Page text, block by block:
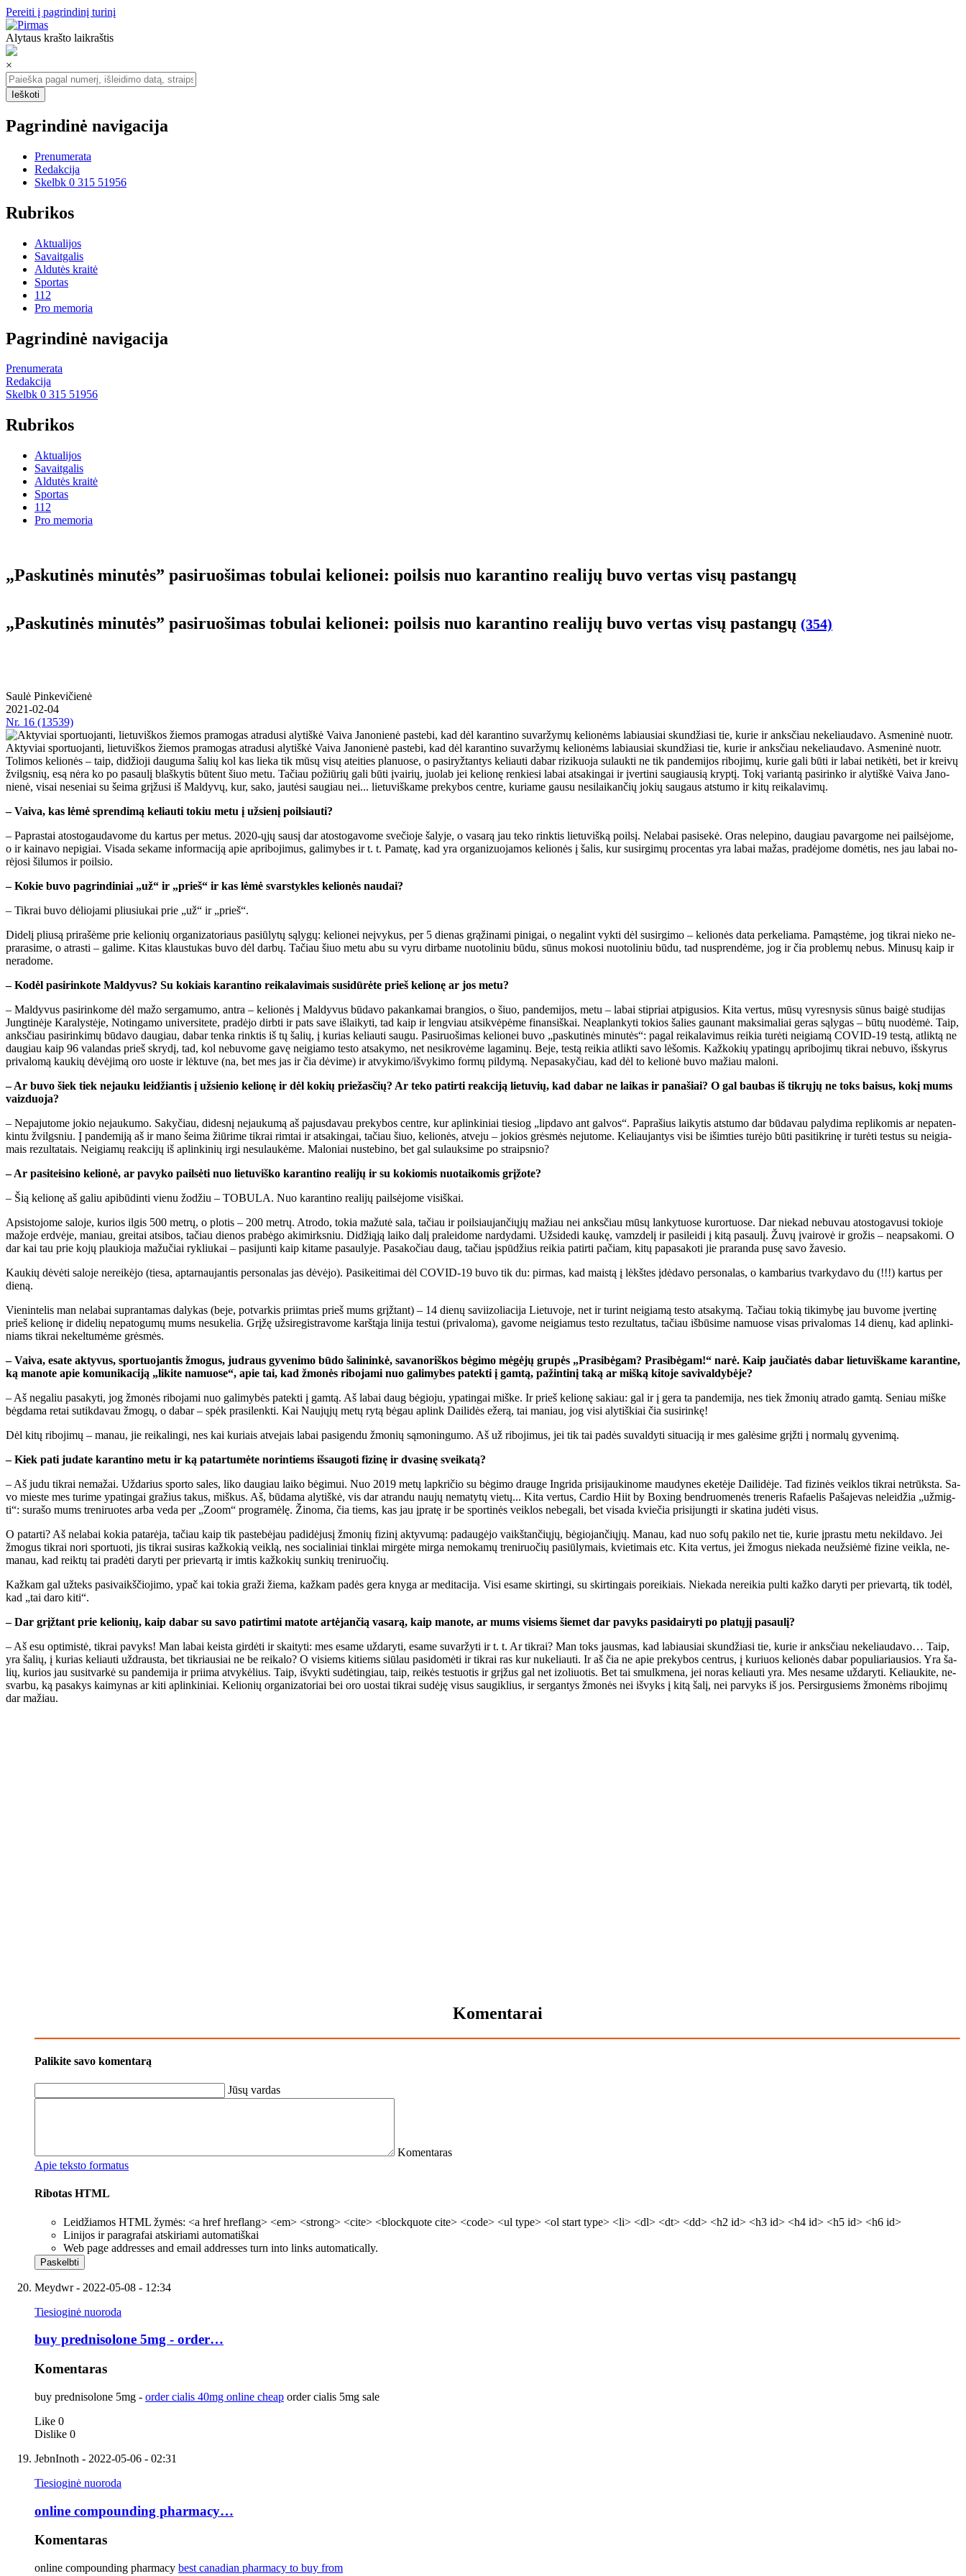
Pereiti į pagrindinį turinį
Alytaus krašto laikraštis
×
Pagrindinė navigacija
Prenumerata
Redakcija
Skelbk 0 315 51956
Rubrikos
Aktualijos
Savaitgalis
Aldutės kraitė
Sportas
112
Pro memoria
Pagrindinė navigacija
Prenumerata
Redakcija
Skelbk 0 315 51956
Rubrikos
Aktualijos
Savaitgalis
Aldutės kraitė
Sportas
112
Pro memoria
„Pas­ku­ti­nės mi­nu­tės” pa­si­ruo­ši­mas to­bu­lai ke­lio­nei: po­il­sis nuo ka­ran­ti­no realijų bu­vo ver­tas vi­sų pa­stan­gų
„Pas­ku­ti­nės mi­nu­tės” pa­si­ruo­ši­mas to­bu­lai ke­lio­nei: po­il­sis nuo ka­ran­ti­no realijų bu­vo ver­tas vi­sų pa­stan­gų (354)
Saulė Pinkevičienė
2021-02-04
Nr. 16 (13539)
Aktyviai sportuojanti, lietuviškos žiemos pramogas atradusi alytiškė Vaiva Janonienė pastebi, kad dėl karantino suvaržymų kelionėms labiausiai skundžiasi tie, kurie ir anksčiau nekeliaudavo. Asmeninė nuotr.
To­li­mos ke­lio­nės – taip, di­džio­ji dau­gu­ma ša­lių kol kas lie­ka tik mū­sų vi­sų at­ei­ties pla­nuo­se, o pa­si­ryž­tan­tys ke­liau­ti da­bar ri­zi­kuo­ja su­lauk­ti ne tik pan­de­mi­jos ri­bo­ji­mų, ku­rie ga­li bū­ti ir la­bai ne­ti­kė­ti, bet ir krei­vų
žvilgs­nių, esą nė­ra ko po pa­sau­lį blaš­ky­tis bū­tent šiuo me­tu. Ta­čiau po­žiū­rių ga­li bū­ti įvai­rių, juo­lab jei ke­lio­nę ren­kie­si la­bai at­sa­kin­gai ir įver­ti­ni sau­giau­sią kryp­tį. To­kį va­rian­tą pa­si­rin­ko ir aly­tiš­kė Vai­va Ja­no­
nie­nė, vi­sai ne­se­niai su šei­ma grį­žu­si iš Mal­dy­vų, kur, sa­ko, jau­tė­si sau­giau nei... lie­tu­viš­ka­me pre­ky­bos cen­tre, ku­ria­me gau­su ne­si­lai­kan­čių jo­kių sau­gaus at­stu­mo ir ki­tų rei­ka­la­vi­mų.
– Vai­va, kas lė­mė spren­di­mą ke­liau­ti to­kiu me­tu į už­sie­nį po­il­siau­ti?
– Pa­pras­tai atos­to­gau­da­vo­me du kar­tus per me­tus. 2020-ųjų sau­sį dar atos­to­ga­vo­me sve­čio­je ša­ly­je, o va­sa­rą jau te­ko rink­tis lie­tu­viš­ką po­il­sį. Ne­la­bai pa­si­se­kė. Oras ne­le­pi­no, dau­giau pa­var­go­me nei pail­sė­jo­me,
o ir kai­na­vo ne­pi­giai. Vi­sa­da se­ka­me in­for­ma­ci­ją apie ap­ri­bo­ji­mus, ga­li­my­bes ir t. t. Pa­ma­tę, kad yra or­ga­ni­zuo­ja­mos ke­lio­nės į ša­lis, kur su­sir­gi­mų pro­cen­tas yra la­bai ma­žas, pra­dė­jo­me do­mė­tis, nes jau la­bai no­
rė­jo­si ši­lu­mos ir po­il­sio.
– Ko­kie bu­vo pa­grin­di­niai „už“ ir „prieš“ ir kas lė­mė svars­tyk­les ke­lio­nės nau­dai?
– Tik­rai bu­vo dė­lio­ja­mi pliu­siu­kai prie „už“ ir „prieš“.
Di­de­lį pliu­są pri­ra­šė­me prie ke­lio­nių or­ga­ni­za­to­riaus pa­siū­ly­tų są­ly­gų: ke­lio­nei ne­įvy­kus, per 5 die­nas grą­ži­na­mi pi­ni­gai, o ne­ga­lint vyk­ti dėl su­sir­gi­mo – ke­lio­nės da­ta per­ke­lia­ma. Pa­mąs­tė­me, jog tik­rai nie­ko ne­
pra­ra­si­me, o at­ras­ti – ga­li­me. Ki­tas klaus­tu­kas bu­vo dėl dar­bų. Ta­čiau šiuo me­tu abu su vy­ru dir­ba­me nuo­to­li­niu bū­du, sū­nus mo­ko­si nuo­to­li­niu bū­du, tad nu­spren­dė­me, jog ir čia pro­ble­mų ne­bus. Mi­nu­sų kaip ir
ne­ra­do­me.
– Ko­dėl pa­si­rin­ko­te Mal­dy­vus? Su ko­kiais ka­ran­ti­no rei­ka­la­vi­mais su­si­dū­rė­te prieš ke­lio­nę ar jos me­tu?
– Mal­dy­vus pa­si­rin­ko­me dėl ma­žo ser­ga­mu­mo, an­tra – ke­lio­nės į Mal­dy­vus bū­da­vo pa­kan­ka­mai bran­gios, o šiuo, pan­de­mi­jos, me­tu – la­bai stip­riai at­pi­gu­sios. Ki­ta ver­tus, mū­sų vy­res­ny­sis sū­nus bai­gė stu­di­jas
Jung­ti­nė­je Ka­ra­lys­tė­je, No­tin­ga­mo uni­ver­si­te­te, pra­dė­jo dirb­ti ir pats sa­ve iš­lai­ky­ti, tad kaip ir leng­viau at­si­kvė­pė­me fi­nan­siš­kai. Ne­ap­lan­ky­ti to­kios ša­lies gau­nant mak­si­ma­liai ge­ras są­ly­gas – bū­tų nuo­dė­mė. Taip,
anks­čiau pa­si­rin­ki­mų bū­da­vo dau­giau, da­bar ten­ka rink­tis iš tų ša­lių, į ku­rias ke­liau­ti sau­gu. Pa­si­ruo­ši­mas ke­lio­nei bu­vo „pas­ku­ti­nės mi­nu­tės“: pa­gal rei­ka­la­vi­mus rei­kia tu­rė­ti ne­igia­mą CO­VID-19 tes­tą, at­lik­tą ne
dau­giau kaip 96 va­lan­das prieš skry­dį, tad, kol ne­bu­vo­me ga­vę ne­igia­mo tes­to at­sa­ky­mo, net ne­si­kro­vė­me la­ga­mi­nų. Be­je, tes­tą rei­kia at­lik­ti sa­vo lė­šo­mis. Kaž­ko­kių ypa­tin­gų ap­ri­bo­ji­mų tik­rai ne­bu­vo, iš­sky­rus
pri­va­lo­mą kau­kių dė­vė­ji­mą oro uos­te ir lėk­tu­ve (na, bet mes jas ir čia dė­vi­me) ir at­vy­ki­mo/iš­vy­ki­mo for­mų pil­dy­mą. Ne­pa­sa­ky­čiau, kad dėl to ke­lio­nė bu­vo ma­žiau ma­lo­ni.
– Ar bu­vo šiek tiek ne­jau­ku lei­džian­tis į už­sie­nio ke­lio­nę ir dėl ko­kių prie­žas­čių? Ar te­ko pa­tir­ti re­ak­ci­ją lie­tu­vių, kad da­bar ne lai­kas ir pa­na­šiai? O gal bau­bas iš tik­rų­jų ne toks bai­sus, ko­kį mums
vaiz­duo­ja?
– Ne­pa­ju­to­me jo­kio ne­jau­ku­mo. Sa­ky­čiau, di­des­nį ne­jau­ku­mą aš pa­jus­da­vau pre­ky­bos cen­tre, kur ap­lin­ki­niai tie­siog „lip­da­vo ant gal­vos“. Pa­pra­šius lai­ky­tis at­stu­mo dar bū­da­vau pa­ly­di­ma re­pli­ko­mis ar ne­pa­ten­
kin­tu žvilgs­niu. Į pan­de­mi­ją aš ir ma­no šei­ma žiū­ri­me tik­rai rim­tai ir at­sa­kin­gai, ta­čiau šiuo, ke­lio­nės, at­ve­ju – jo­kios grės­mės ne­ju­to­me. Ke­liau­jan­tys vi­si be iš­im­ties tu­rė­jo bū­ti pa­si­tik­ri­nę ir tu­rė­ti tes­tus su ne­igia­
mais re­zul­ta­tais. Ne­igia­mų re­ak­ci­jų iš ap­lin­ki­nių ir­gi ne­su­lau­kė­me. Ma­lo­niai nu­ste­bi­no, bet gal su­lauk­si­me po straips­nio?
– Ar pa­si­tei­si­no ke­lio­nė, ar pa­vy­ko pail­sė­ti nuo lie­tu­viš­ko ka­ran­ti­no re­a­li­jų ir su ko­kio­mis nuo­tai­ko­mis grį­žo­te?
– Šią ke­lio­nę aš ga­liu api­bū­din­ti vie­nu žo­džiu – TO­BU­LA. Nuo ka­ran­ti­no re­a­li­jų pail­sė­jo­me vi­siš­kai.
Ap­si­sto­jo­me sa­lo­je, ku­rios il­gis 500 met­rų, o plo­tis – 200 met­rų. At­ro­do, to­kia ma­žu­tė sa­la, ta­čiau ir po­il­siau­jan­čių­jų ma­žiau nei anks­čiau mū­sų lan­ky­tuo­se ku­ror­tuo­se. Dar nie­kad ne­bu­vau atos­to­ga­vu­si to­kio­je
ma­žo­je erd­vė­je, ma­niau, grei­tai at­si­bos, ta­čiau die­nos pra­bė­go aki­mirks­niu. Di­dži­ą­ją lai­ko da­lį pra­lei­do­me nar­dy­da­mi. Už­si­de­di kau­kę, vamz­de­lį ir pa­si­lei­di į ki­tą pa­sau­lį. Žu­vų įvai­ro­vė ir gro­žis – ne­ap­sa­ko­mi. O
dar kai tau prie ko­jų plau­kio­ja ma­žu­čiai ryk­liu­kai – pa­si­jun­ti kaip ki­ta­me pa­sau­ly­je. Pa­sa­ko­čiau daug, ta­čiau įspū­džius rei­kia pa­tir­ti pa­čiam, ki­tų pa­pa­sa­ko­ti jie pra­ran­da pu­sę sa­vo ža­ve­sio.
Kau­kių dė­vė­ti sa­lo­je ne­rei­kė­jo (tie­sa, ap­tar­nau­jan­tis per­so­na­las jas dė­vė­jo). Pa­si­kei­ti­mai dėl CO­VID-19 bu­vo tik du: pir­mas, kad mais­tą į lėkš­tes įdė­da­vo per­so­na­las, o kam­ba­rius tvar­ky­da­vo du (!!!) kar­tus per
die­ną.
Vie­nin­te­lis man ne­la­bai su­pran­ta­mas da­ly­kas (be­je, po­tvar­kis pri­im­tas prieš mums grįž­tant) – 14 die­nų sa­vi­i­zo­lia­ci­ja Lie­tu­vo­je, net ir tu­rint ne­igia­mą tes­to at­sa­ky­mą. Ta­čiau to­kią ti­ki­my­bę jau bu­vo­me įver­ti­nę
prieš ke­lio­nę ir di­de­lių ne­pa­to­gu­mų mums ne­su­ke­lia. Grį­žę už­si­re­gist­ra­vo­me karš­tą­ja li­ni­ja tes­tui (pri­va­lo­ma), ga­vo­me ne­igia­mus tes­to re­zul­ta­tus, ta­čiau iš­bū­si­me na­muo­se vi­sas pri­va­lo­mas 14 die­nų, kad ap­lin­ki­
niams tik­rai ne­kel­tu­mė­me grės­mės.
– Vai­va, esa­te ak­ty­vus, spor­tuo­jan­tis žmo­gus, jud­raus gy­ve­ni­mo bū­do ša­li­nin­kė, sa­va­no­riš­kos bė­gi­mo mė­gė­jų gru­pės „Pra­si­bė­gam? Pra­si­bė­gam!“ na­rė. Kaip jau­čia­tės da­bar lie­tu­viš­ka­me ka­ran­ti­ne,
ką ma­no­te apie ko­mu­ni­ka­ci­ją „li­ki­te na­muo­se“, apie tai, kad žmo­nės ri­bo­ja­mi nuo ga­li­my­bes pa­tek­ti į gam­tą, pa­žin­ti­nį ta­ką ar miš­ką ki­to­je sa­vi­val­dy­bė­je?
– Aš ne­ga­liu pa­sa­ky­ti, jog žmo­nės ri­bo­ja­mi nuo ga­li­my­bės pa­tek­ti į gam­tą. Aš la­bai daug bė­gio­ju, ypa­tin­gai miš­ke. Ir prieš ke­lio­nę sa­kiau: gal ir į ge­ra ta pan­de­mi­ja, nes tiek žmo­nių at­ra­do gam­tą. Se­niau miš­ke
bėg­da­ma re­tai su­tik­da­vau žmo­gų, o da­bar – spėk pra­si­lenk­ti. Kai Nau­jų­jų me­tų ry­tą bė­gau ap­link Dai­li­dės eže­rą, tai ma­niau, jog vi­si aly­tiš­kiai čia susi­rin­kę!
Dėl ki­tų ri­bo­ji­mų – ma­nau, jie rei­ka­lin­gi, nes kai ku­riais at­ve­jais la­bai pa­si­gen­du žmo­nių są­mo­nin­gu­mo. Aš už ri­bo­ji­mus, jei tik tai pa­dės su­val­dy­ti si­tu­a­ci­ją ir mes ga­lė­si­me grįž­ti į nor­ma­lų gy­ve­ni­mą.
– Kiek pa­ti ju­da­te ka­ran­ti­no me­tu ir ką pa­tar­tu­mė­te no­rin­tiems iš­sau­go­ti fi­zi­nę ir dva­si­nę svei­ka­tą?
– Aš ju­du tik­rai ne­ma­žai. Už­da­rius spor­to sa­les, li­ko dau­giau lai­ko bė­gi­mui. Nuo 2019 me­tų lap­kri­čio su bė­gi­mo drau­ge In­gri­da pri­si­jau­ki­no­me mau­dy­nes eke­tė­je Dai­li­dė­je. Tad fi­zi­nės veik­los tik­rai ne­trūks­ta. Sa­
vo mies­te mes tu­ri­me ypa­tin­gai gra­žius ta­kus, miš­kus. Aš, bū­da­ma aly­tiš­kė, vis dar at­ran­du nau­jų ne­ma­ty­tų vie­tų... Ki­ta ver­tus, Car­dio Hi­it by Bo­xing ben­druo­me­nės tre­ne­ris Ra­fa­e­lis Pa­ša­je­vas ne­lei­džia „už­mig­
ti“: su­ra­šo mums tre­ni­ruo­tes ar­ba ve­da per „Zo­om“ pro­gra­mė­lę. Ži­no­ma, čia tiems, kas jau įpra­tę ir be spor­ti­nės veik­los ne­be­ga­li, bet vi­sa­da kvie­čia pri­si­jung­ti ir ska­ti­na ju­dė­ti vi­sus.
O pa­tar­ti? Aš ne­la­bai ko­kia pa­ta­rė­ja, ta­čiau kaip tik pa­ste­bė­jau pa­di­dė­ju­sį žmo­nių fi­zi­nį ak­ty­vu­mą: pa­dau­gė­jo vaikš­tan­čių­jų, bė­gio­jan­čių­jų. Ma­nau, kad nuo so­fų pa­ki­lo net tie, ku­rie įpras­tu me­tu ne­kil­da­vo. Jei
žmo­gus tik­rai no­ri spor­tuo­ti, jis tik­rai su­si­ras kaž­ko­kią veik­lą, nes so­cia­li­niai tin­klai mir­gė­te mir­ga ne­mo­ka­mų tre­ni­ruo­čių pa­siū­ly­mais, kvie­ti­mais etc. Ki­ta ver­tus, jei žmo­gus nie­ka­da ne­už­si­ė­mė fi­zi­ne veik­la, ne­
ma­nau, kad reik­tų tai pra­dė­ti da­ry­ti per prie­var­tą ir im­tis kaž­ko­kių sun­kių tre­ni­ruo­čių.
Kaž­kam gal už­teks pa­si­vaikš­čio­ji­mo, ypač kai to­kia gra­ži žie­ma, kaž­kam pa­dės ge­ra kny­ga ar me­di­ta­ci­ja. Vi­si esa­me skir­tin­gi, su skir­tin­gais po­rei­kiais. Nie­ka­da ne­rei­kia pul­ti kaž­ko da­ry­ti per prie­var­tą, tik to­dėl,
kad „tai da­ro ki­ti“.
– Dar grįž­tant prie ke­lio­nių, kaip da­bar su sa­vo pa­tir­ti­mi ma­to­te ar­tė­jan­čią va­sa­rą, kaip ma­no­te, ar mums vi­siems šie­met dar pa­vyks pa­si­dai­ry­ti po pla­tų­jį pa­sau­lį?
– Aš esu op­ti­mis­tė, tik­rai pa­vyks! Man la­bai keis­ta gir­dė­ti ir skai­ty­ti: mes esa­me už­da­ry­ti, esa­me su­var­žy­ti ir t. t. Ar tik­rai? Man toks jaus­mas, kad la­biau­siai skun­džia­si tie, ku­rie ir anks­čiau ne­ke­liau­da­vo… Taip,
yra ša­lių, į ku­rias ke­liau­ti už­draus­ta, bet tik­riau­siai ne be rei­ka­lo? O vi­siems ki­tiems siū­lau pa­si­do­mė­ti ir tik­rai ras kur nu­ke­liau­ti. Ir aš čia ne apie pre­ky­bos cen­trus, į ku­riuos ke­lio­nės da­bar po­pu­lia­riau­sios. Yra ša­
lių, ku­rios jau su­si­tvar­kė su pan­de­mi­ja ir pri­ima at­vy­kė­lius. Taip, iš­vyk­ti su­dė­tin­giau, taip, rei­kės te­stuo­tis ir grį­žus gal net izo­liuo­tis. Bet tai smul­kme­na, jei no­ras ke­liau­ti yra. Mes ne­sa­me už­da­ry­ti. Ke­liau­ki­te, ne­
svar­bu, ką pa­sa­kys kai­my­nas ar ki­ti ap­lin­ki­niai. Ke­lio­nių or­ga­ni­za­to­riai bei oro uos­tai tik­rai su­dė­ję vi­sus sau­gik­lius, ir ser­gan­tys žmo­nės nei iš­vyks į ki­tą ša­lį, nei par­vyks iš jos. Per­sir­gu­siems žmo­nėms ri­bo­ji­mų
dar ma­žiau.
Komentarai
Palikite savo komentarą
Jūsų vardas
Komentaras
Apie teksto formatus
Ribotas HTML
Leidžiamos HTML žymės: <a href hreflang> <em> <strong> <cite> <blockquote cite> <code> <ul type> <ol start type> <li> <dl> <dt> <dd> <h2 id> <h3 id> <h4 id> <h5 id> <h6 id>
Linijos ir paragrafai atskiriami automatiškai
Web page addresses and email addresses turn into links automatically.
Meydwr- 2022-05-08 - 12:34
Tiesioginė nuoroda
buy prednisolone 5mg - order…
Komentaras
buy prednisolone 5mg - order cialis 40mg online cheap order cialis 5mg sale
Like 0
Dislike 0
JebnInoth - 2022-05-06 - 02:31
Tiesioginė nuoroda
online compounding pharmacy…
Komentaras
online compounding pharmacy best canadian pharmacy to buy from